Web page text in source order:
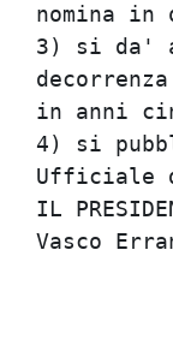
nomina
3) si
in
4) si
IL